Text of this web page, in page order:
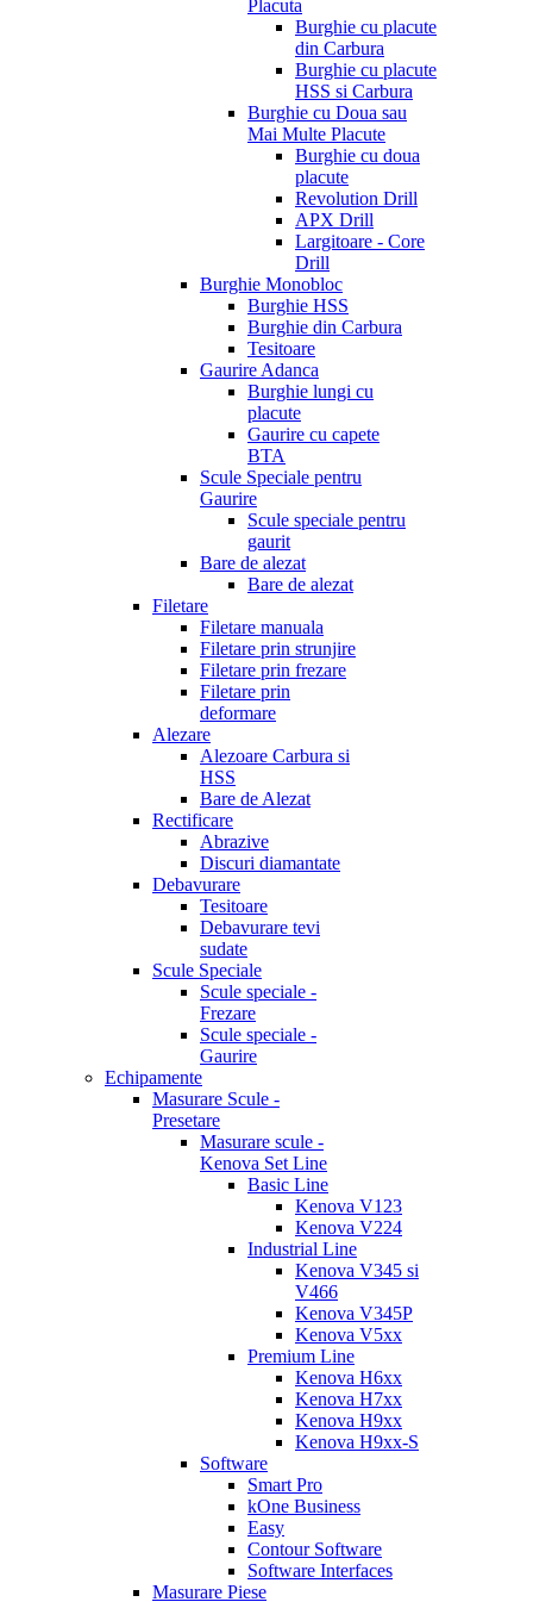
Placuta
Burghie cu placute
din Carbura
Burghie cu placute
HSS si Carbura
Burghie cu Doua sau
Mai Multe Placute
Burghie cu doua
placute
Revolution Drill
APX Drill
Largitoare - Core
Drill
Burghie Monobloc
Burghie HSS
Burghie din Carbura
Tesitoare
Gaurire Adanca
Burghie lungi cu
placute
Gaurire cu capete
BTA
Scule Speciale pentru
Gaurire
Scule speciale pentru
gaurit
Bare de alezat
Bare de alezat
Filetare
Filetare manuala
Filetare prin strunjire
Filetare prin frezare
Filetare prin
deformare
Alezare
Alezoare Carbura si
HSS
Bare de Alezat
Rectificare
Abrazive
Discuri diamantate
Debavurare
Tesitoare
Debavurare tevi
sudate
Scule Speciale
Scule speciale -
Frezare
Scule speciale -
Gaurire
Echipamente
Masurare Scule -
Presetare
Masurare scule -
Kenova Set Line
Basic Line
Kenova V123
Kenova V224
Industrial Line
Kenova V345 si
V466
Kenova V345P
Kenova V5xx
Premium Line
Kenova H6xx
Kenova H7xx
Kenova H9xx
Kenova H9xx-S
Software
Smart Pro
kOne Business
Easy
Contour Software
Software Interfaces
Masurare Piese